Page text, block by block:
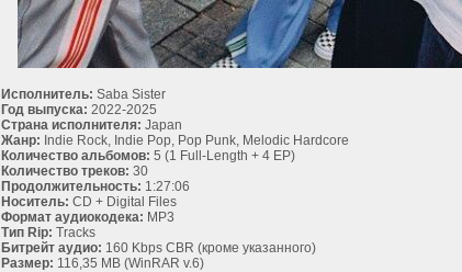
Исполнитель: Saba Sister
Год выпуска: 2022-2025
Страна исполнителя: Japan
Жанр: Indie Rock, Indie Pop, Pop Punk, Melodic Hardcore
Количество альбомов: 5 (1 Full-Length + 4 EP)
Количество треков: 30
Продолжительность: 1:27:06
Носитель: CD + Digital Files
Формат аудиокодека: MP3
Тип Rip: Tracks
Битрейт аудио: 160 Kbps CBR (кроме указанного)
Размер: 116,35 MB (WinRAR v.6)